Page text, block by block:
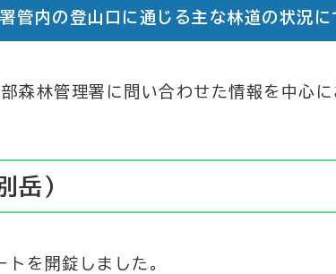
管内の登山口に通じる主な林道の状況に
森林管理署に問い合わせた情報を中心に
岳）
を開錠しました。